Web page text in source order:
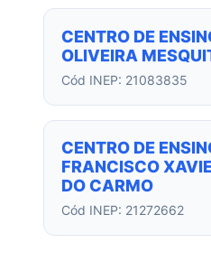
CENTRO DE
OLIVEIRA
Cód INEP: 21083835
CENTRO DE
FRANCISCO
DO CARMO
Cód INEP: 21272662